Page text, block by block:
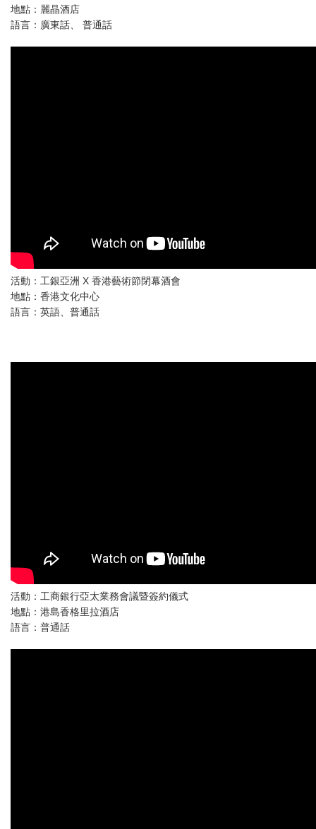
地點：麗晶酒店
語言：廣東話、 普通話
活動：工銀亞洲 X 香港藝術節閉幕酒會
地點：香港文化中心
語言：英語、普通話
活動：工商銀行亞太業務會議暨簽約儀式
地點：港島香格里拉酒店
語言：普通話